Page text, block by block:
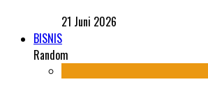
21 Juni 2026
BISNIS
Random